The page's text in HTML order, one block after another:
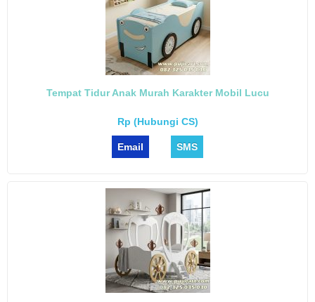
Tempat Tidur Anak Murah Karakter Mobil Lucu
Rp (Hubungi CS)
Email SMS